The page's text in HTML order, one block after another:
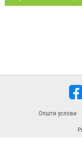
Oпшти услови